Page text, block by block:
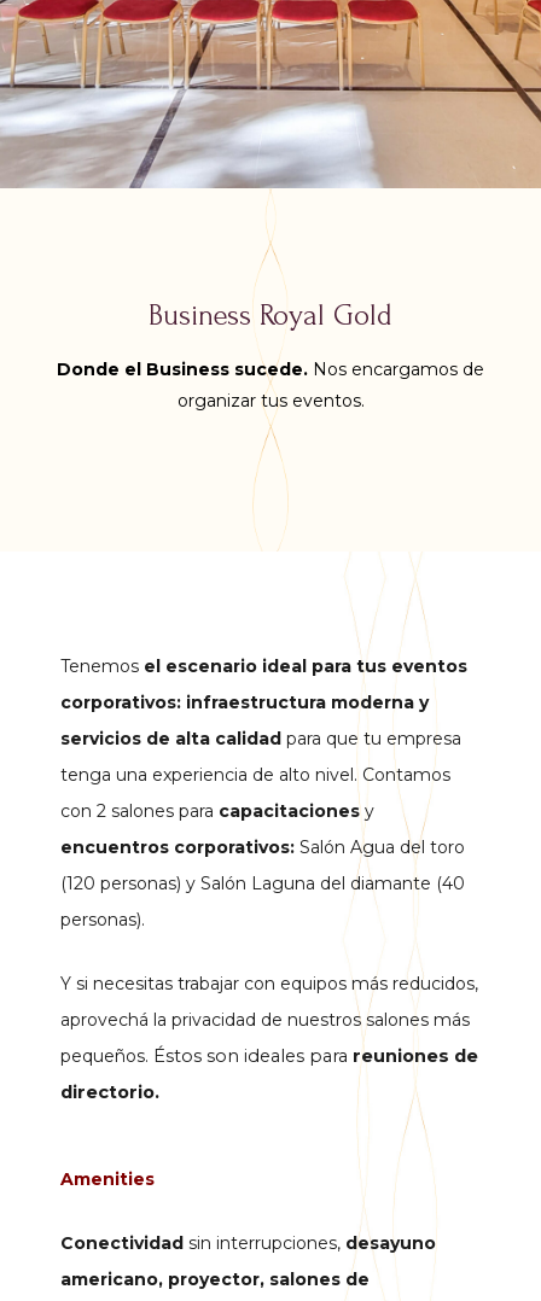
Business Royal Gold
Donde el Business sucede. Nos encargamos de
organizar tus eventos.
Tenemos el escenario ideal para tus eventos
corporativos: infraestructura moderna y
servicios de alta calidad para que tu empresa
tenga una experiencia de alto nivel. Contamos
con 2 salones para capacitaciones y
encuentros corporativos: Salón Agua del toro
(120 personas) y Salón Laguna del diamante (40
personas).
Y si necesitas trabajar con equipos más reducidos,
aprovechá la privacidad de nuestros salones más
pequeños. Éstos son ideales para reuniones de
directorio.
Amenities
Conectividad sin interrupciones, desayuno
americano, proyector, salones de